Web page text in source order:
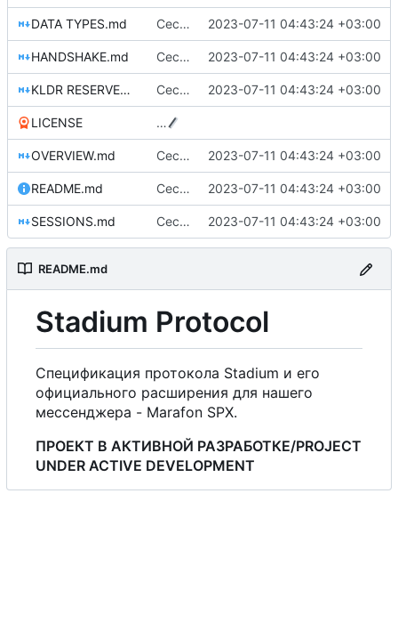
DATA TYPES.md Сессии, ID, аутентификация и прочее 2023-07-11 04:43:24 +03:00
HANDSHAKE.md Сессии, ID, аутентификация и прочее 2023-07-11 04:43:24 +03:00
KLDR RESERVED KEYS.md Сессии, ID, аутентификация и прочее 2023-07-11 04:43:24 +03:00
LICENSE …
OVERVIEW.md Сессии, ID, аутентификация и прочее 2023-07-11 04:43:24 +03:00
README.md Сессии, ID, аутентификация и прочее 2023-07-11 04:43:24 +03:00
SESSIONS.md Сессии, ID, аутентификация и прочее 2023-07-11 04:43:24 +03:00
README.md
Stadium Protocol
Спецификация протокола Stadium и его
официального расширения для нашего
мессенджера - Marafon SPX.
ПРОЕКТ В АКТИВНОЙ РАЗРАБОТКЕ/PROJECT
UNDER ACTIVE DEVELOPMENT